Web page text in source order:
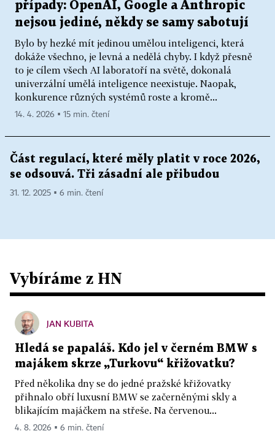
případy: OpenAI, Google a Anthropic
nejsou jediné, někdy se samy sabotují
Bylo by hezké mít jedinou umělou inteligenci, která
dokáže všechno, je levná a nedělá chyby. I když přesně
to je cílem všech AI laboratoří na světě, dokonalá
univerzální umělá inteligence neexistuje. Naopak,
konkurence různých systémů roste a kromě...
14. 4. 2026 ▪ 15 min. čtení
Část regulací, které měly platit v roce 2026,
se odsouvá. Tři zásadní ale přibudou
31. 12. 2025 ▪ 6 min. čtení
Vybíráme z HN
JAN KUBITA
Hledá se papaláš. Kdo jel v černém BMW s
majákem skrze „Turkovu“ křižovatku?
Před několika dny se do jedné pražské křižovatky
přihnalo obří luxusní BMW se začerněnými skly a
blikajícím majáčkem na střeše. Na červenou...
4. 8. 2026 ▪ 6 min. čtení